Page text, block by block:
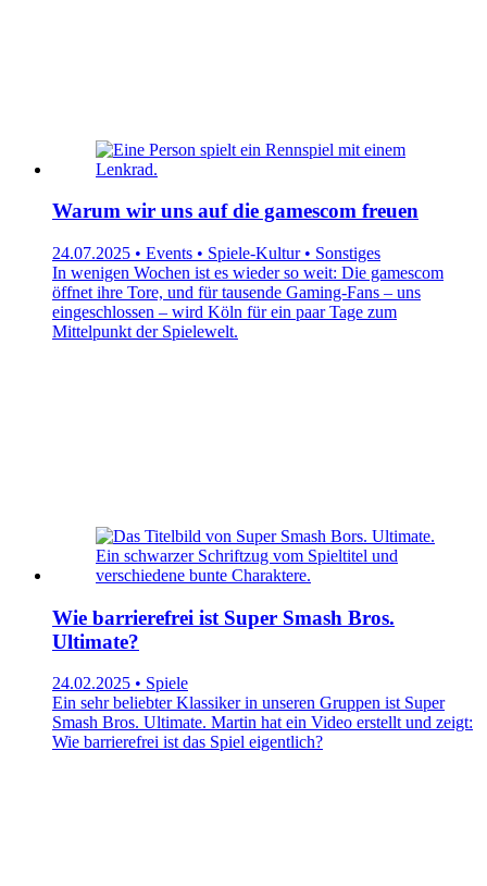
Warum wir uns auf die gamescom freuen
24.07.2025 • Events • Spiele-Kultur • Sonstiges
In wenigen Wochen ist es wieder so weit: Die gamescom
öffnet ihre Tore, und für tausende Gaming-Fans – uns
eingeschlossen – wird Köln für ein paar Tage zum
Mittelpunkt der Spielewelt.
Wie barrierefrei ist Super Smash Bros.
Ultimate?
24.02.2025 • Spiele
Ein sehr beliebter Klassiker in unseren Gruppen ist Super
Smash Bros. Ultimate. Martin hat ein Video erstellt und zeigt:
Wie barrierefrei ist das Spiel eigentlich?